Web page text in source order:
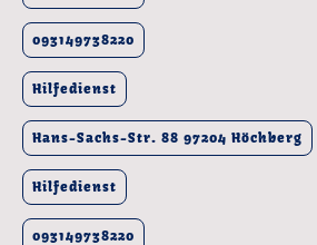
093149738220
Hilfedienst
Hans-Sachs-Str. 88 97204 Höchberg
Hilfedienst
093149738220